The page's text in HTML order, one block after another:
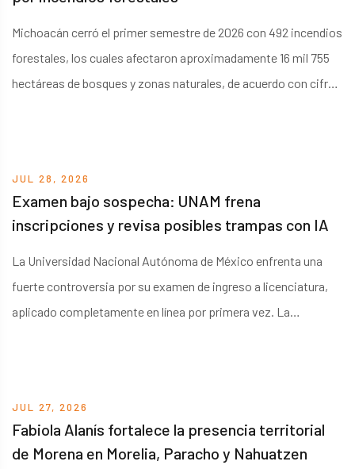
Michoacán cerró el primer semestre de 2026 con 492 incendios
forestales, los cuales afectaron aproximadamente 16 mil 755
hectáreas de bosques y zonas naturales, de acuerdo con cifras
2025.
JUL 28, 2026
Examen bajo sospecha: UNAM frena
inscripciones y revisa posibles trampas con IA
La Universidad Nacional Autónoma de México enfrenta una
fuerte controversia por su examen de ingreso a licenciatura,
aplicado completamente en línea por primera vez. La
JUL 27, 2026
Fabiola Alanís fortalece la presencia territorial
de Morena en Morelia, Paracho y Nahuatzen